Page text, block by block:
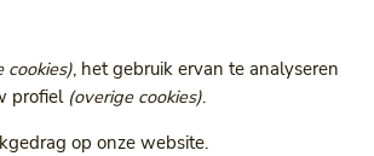
andere de strategische
organisatie.
cookies), het gebruik ervan te analyseren
profiel (overige cookies).
op onze website.